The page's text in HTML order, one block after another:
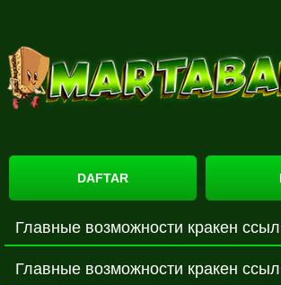
DAFTAR
Главные возможности кракен
Главные возможности кракен